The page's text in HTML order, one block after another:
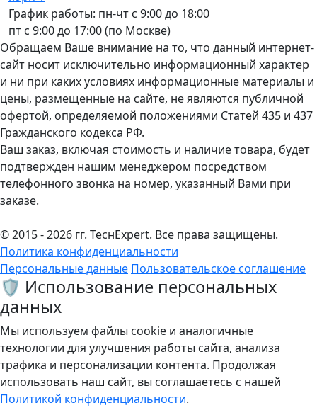
График работы: пн-чт с 9:00 до 18:00
пт с 9:00 до 17:00 (по Москве)
Обращаем Ваше внимание на то, что данный интернет-
сайт носит исключительно информационный характер
и ни при каких условиях информационные материалы и
цены, размещенные на сайте, не являются публичной
офертой, определяемой положениями Статей 435 и 437
Гражданского кодекса РФ.
Ваш заказ, включая стоимость и наличие товара, будет
подтвержден нашим менеджером посредством
телефонного звонка на номер, указанный Вами при
заказе.
© 2015 - 2026 гг. ТеcнExpert. Все права защищены.
Политика конфиденциальности
Персональные данные Пользовательское соглашение
🛡️ Использование персональных
данных
Мы используем файлы cookie и аналогичные
технологии для улучшения работы сайта, анализа
трафика и персонализации контента. Продолжая
использовать наш сайт, вы соглашаетесь с нашей
Политикой конфиденциальности.